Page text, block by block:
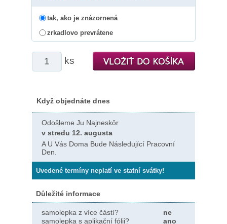
tak, ako je znázornená
zrkadlovo prevrátene
ks
Když objednáte dnes
Odošleme Ju Najneskôr
v stredu 12. augusta
A U Vás Doma Bude Následující Pracovní
Den.
Uvedené termíny neplatí ve statní svátky!
Důležité informace
samolepka z více částí?
ne
samolepka s aplikační fólii?
ano